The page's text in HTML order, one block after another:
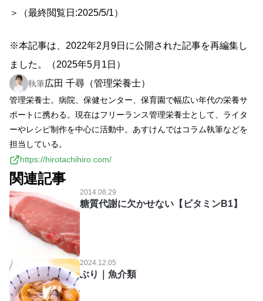
＞（最終閲覧日:2025/5/1）
※本記事は、2022年2月9日に公開された記事を再編集し
ました。（2025年5月1日）
執筆広田 千尋（管理栄養士）
管理栄養士。病院、保健センター、保育園で幅広い年代の栄養サ
ポートに携わる。現在はフリーランス管理栄養士として、ライタ
ーやレシピ制作を中心に活動中。あすけんではコラム執筆などを
担当している。
https://hirotachihiro.com/
関連記事
2014.08.29
糖質代謝に欠かせない【ビタミンB1】
2024.12.05
ぶり｜魚介類